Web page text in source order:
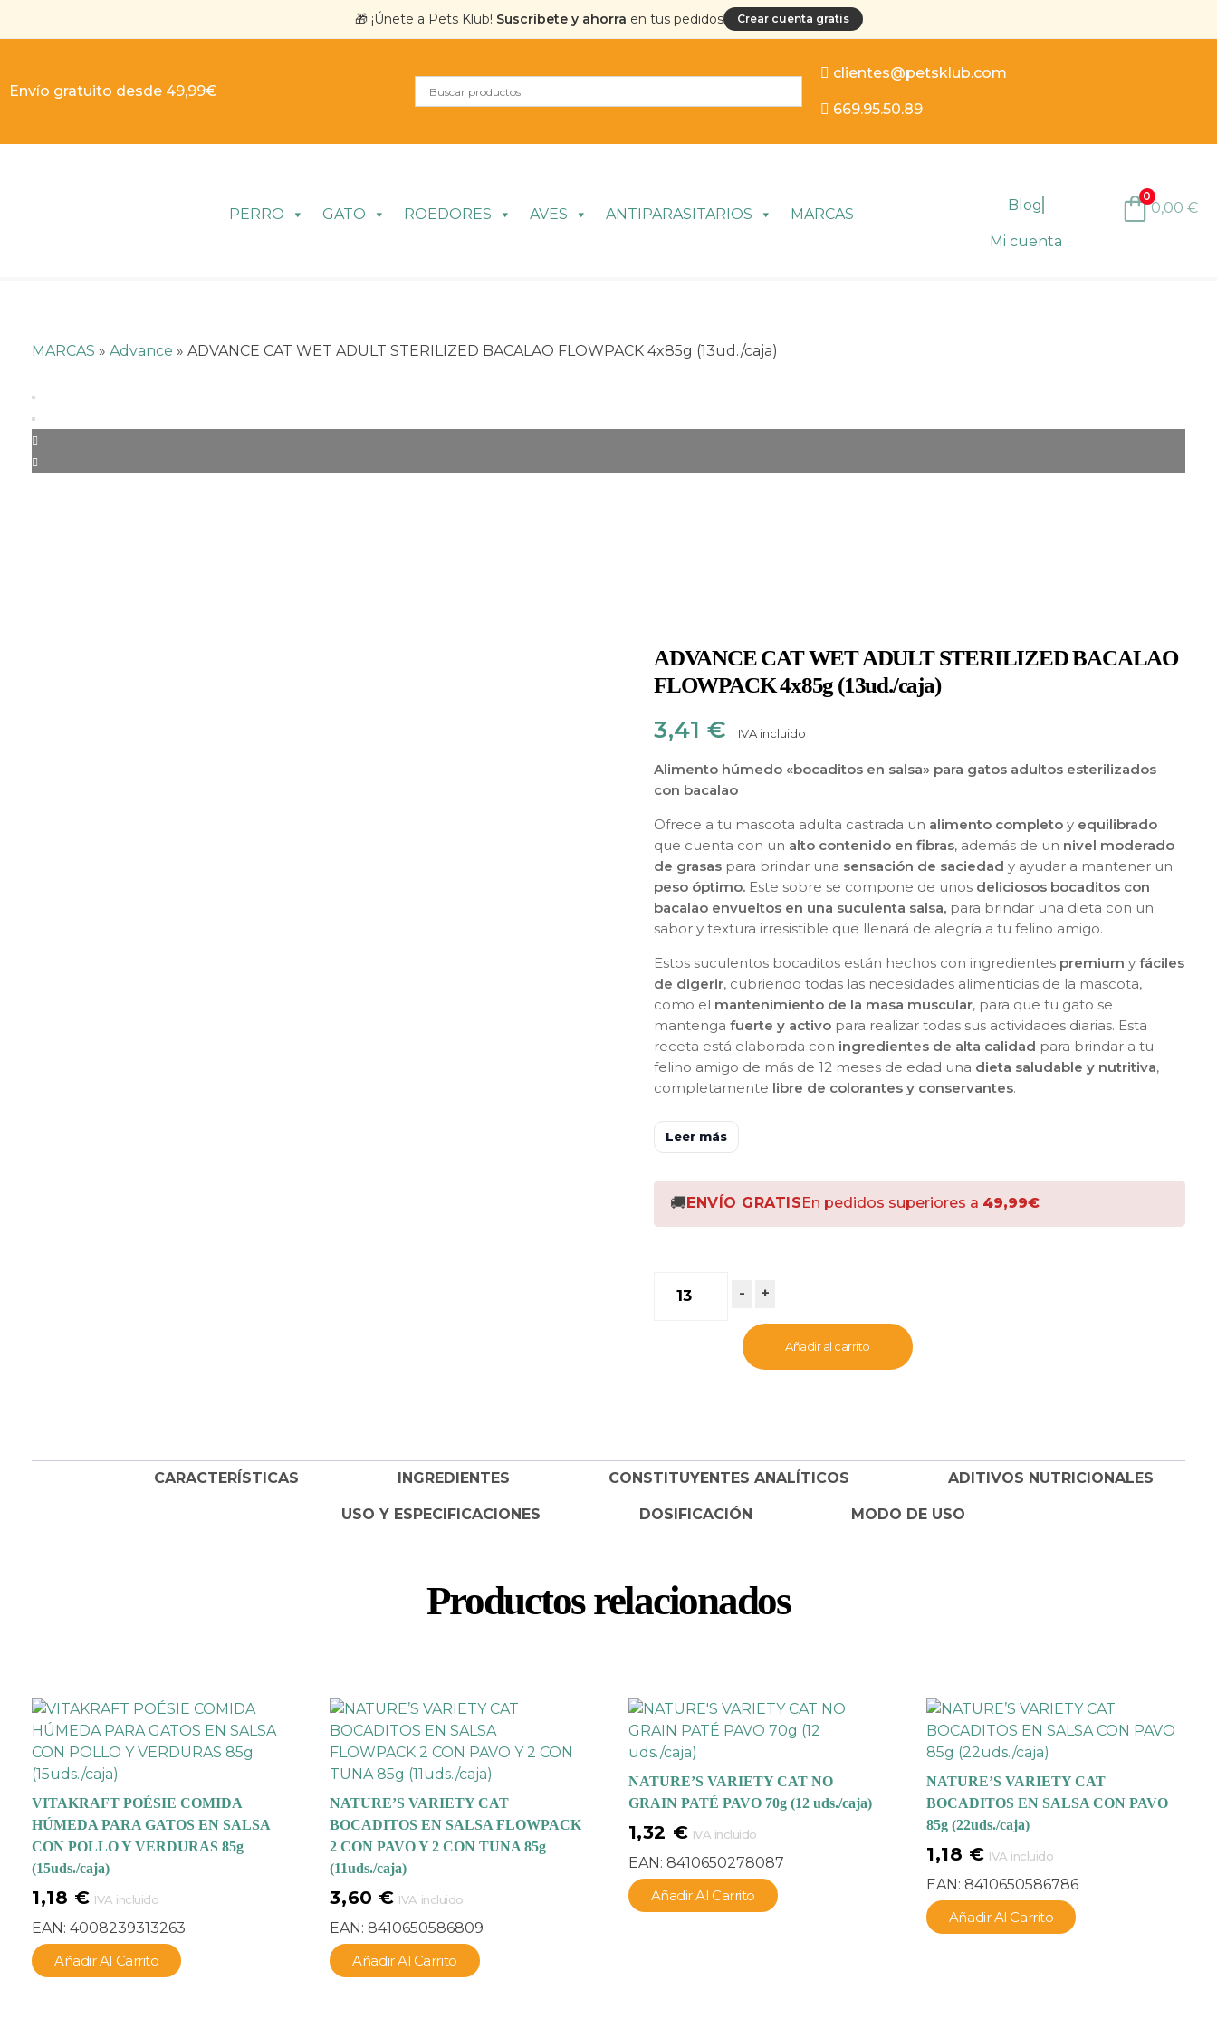
🎁 ¡Únete a Pets Klub! Suscríbete y ahorra en tus pedidos Crear cuenta gratis
Envío gratuito desde 49,99€
clientes@petsklub.com
669.95.50.89
PERRO GATO ROEDORES AVES ANTIPARASITARIOS MARCAS Blog
Mi cuenta
0
0,00 €
MARCAS » Advance » ADVANCE CAT WET ADULT STERILIZED BACALAO FLOWPACK 4x85g (13ud./caja)
ADVANCE CAT WET ADULT STERILIZED BACALAO
FLOWPACK 4x85g (13ud./caja)
3,41 € IVA incluido
Alimento húmedo «bocaditos en salsa» para gatos adultos esterilizados
con bacalao
Ofrece a tu mascota adulta castrada un alimento completo y equilibrado
que cuenta con un alto contenido en fibras, además de un nivel moderado
de grasas para brindar una sensación de saciedad y ayudar a mantener un
peso óptimo. Este sobre se compone de unos deliciosos bocaditos con
bacalao envueltos en una suculenta salsa, para brindar una dieta con un
sabor y textura irresistible que llenará de alegría a tu felino amigo.
Estos suculentos bocaditos están hechos con ingredientes premium y fáciles
de digerir, cubriendo todas las necesidades alimenticias de la mascota,
como el mantenimiento de la masa muscular, para que tu gato se
mantenga fuerte y activo para realizar todas sus actividades diarias. Esta
receta está elaborada con ingredientes de alta calidad para brindar a tu
felino amigo de más de 12 meses de edad una dieta saludable y nutritiva,
completamente libre de colorantes y conservantes.
Leer más
🚚 ENVÍO GRATIS En pedidos superiores a 49,99€
- +
Añadir al carrito
CARACTERÍSTICAS INGREDIENTES CONSTITUYENTES ANALÍTICOS ADITIVOS NUTRICIONALES
USO Y ESPECIFICACIONES DOSIFICACIÓN MODO DE USO
Productos relacionados
VITAKRAFT POÉSIE COMIDA
HÚMEDA PARA GATOS EN SALSA
CON POLLO Y VERDURAS 85g
(15uds./caja)
1,18 € IVA incluido
EAN: 4008239313263
Añadir Al Carrito
NATURE’S VARIETY CAT
BOCADITOS EN SALSA FLOWPACK
2 CON PAVO Y 2 CON TUNA 85g
(11uds./caja)
3,60 € IVA incluido
EAN:8410650586809
Añadir Al Carrito
NATURE’S VARIETY CAT NO
GRAIN PATÉ PAVO 70g (12 uds./caja)
1,32 € IVA incluido
EAN: 8410650278087
Añadir Al Carrito
NATURE’S VARIETY CAT
BOCADITOS EN SALSA CON PAVO
85g (22uds./caja)
1,18 € IVA incluido
EAN: 8410650586786
Añadir Al Carrito